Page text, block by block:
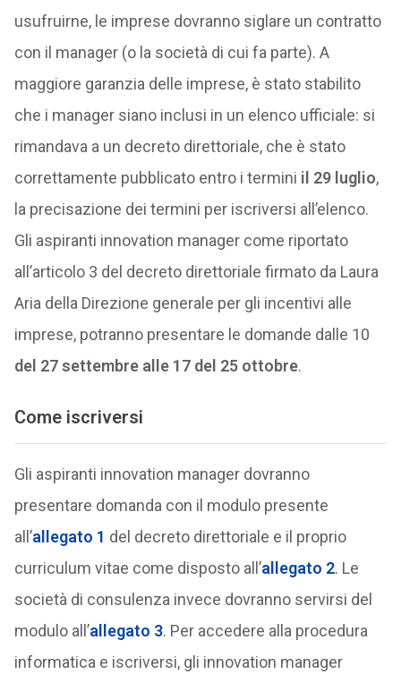
usufruirne, le imprese dovranno siglare un contratto
con il manager (o la società di cui fa parte). A
maggiore garanzia delle imprese, è stato stabilito
che i manager siano inclusi in un elenco ufficiale: si
rimandava a un decreto direttoriale, che è stato
correttamente pubblicato entro i termini il 29 luglio,
la precisazione dei termini per iscriversi all’elenco.
Gli aspiranti innovation manager come riportato
all’articolo 3 del decreto direttoriale firmato da Laura
Aria della Direzione generale per gli incentivi alle
imprese, potranno presentare le domande dalle 10
del 27 settembre alle 17 del 25 ottobre.
Come iscriversi
Gli aspiranti innovation manager dovranno
presentare domanda con il modulo presente
all’allegato 1 del decreto direttoriale e il proprio
curriculum vitae come disposto all’allegato 2. Le
società di consulenza invece dovranno servirsi del
modulo all’allegato 3. Per accedere alla procedura
informatica e iscriversi, gli innovation manager